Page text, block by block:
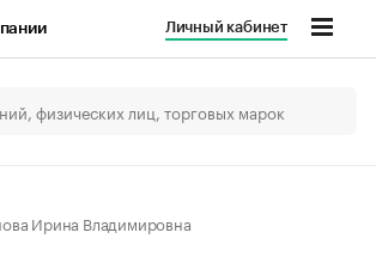
Личный кабинет
Ирина Владимировна